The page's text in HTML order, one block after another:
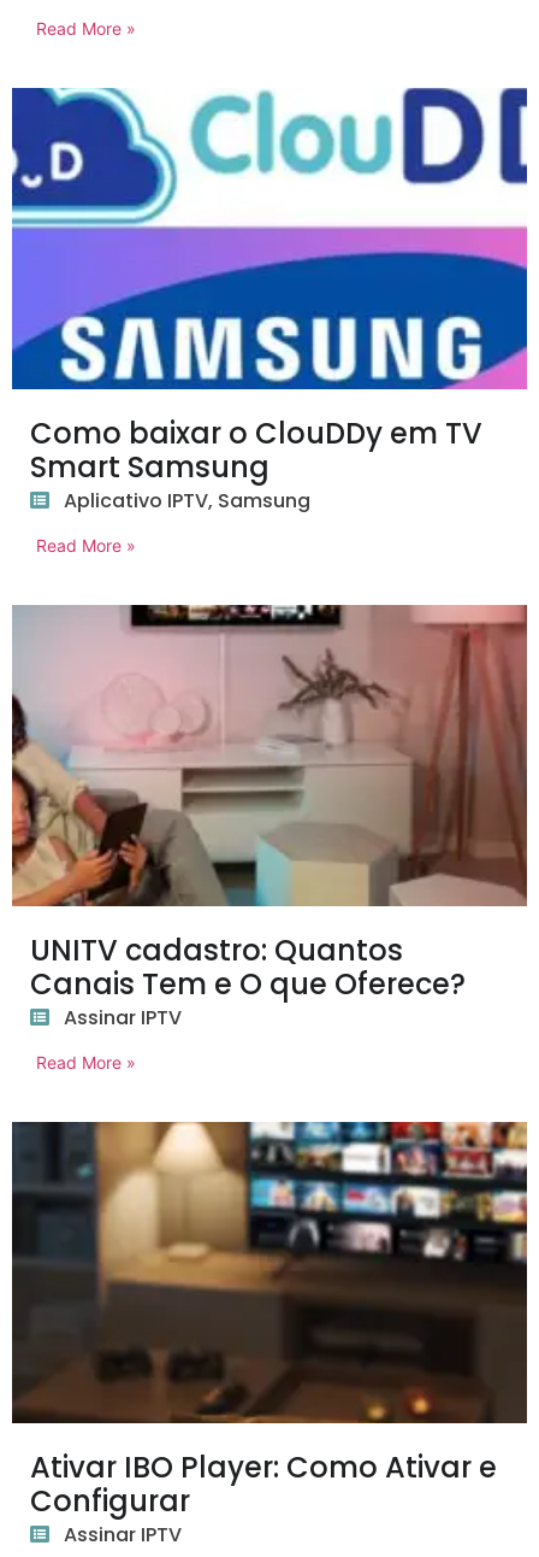
Read More »
Como baixar o ClouDDy em TV
Smart Samsung
Aplicativo IPTV, Samsung
Read More »
UNITV cadastro: Quantos
Canais Tem e O que Oferece?
Assinar IPTV
Read More »
Ativar IBO Player: Como Ativar e
Configurar
Assinar IPTV